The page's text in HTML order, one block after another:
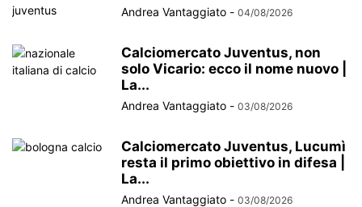
Andrea Vantaggiato - 04/08/2026
Calciomercato Juventus, non
solo Vicario: ecco il nome nuovo |
La...
Andrea Vantaggiato - 03/08/2026
Calciomercato Juventus, Lucumì
resta il primo obiettivo in difesa |
La...
Andrea Vantaggiato - 03/08/2026